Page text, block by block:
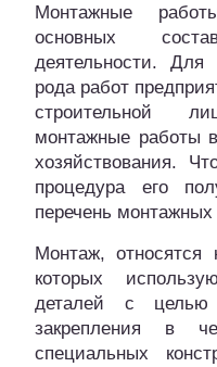
Монтажные
основных
деятельности. Для
рода работ
строительной
монтажные работы
хозяйствования.
процедура его
перечень монтажных
Монтаж, относятся
которых
деталей с целью
закрепления в
специальных